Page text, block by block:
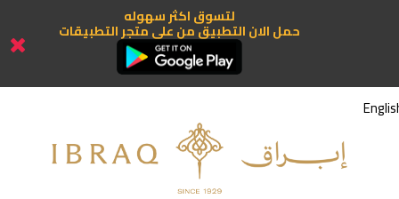
لتسوق اكثر سهوله
حمل الان التطبيق من علي متجر التطبيقات